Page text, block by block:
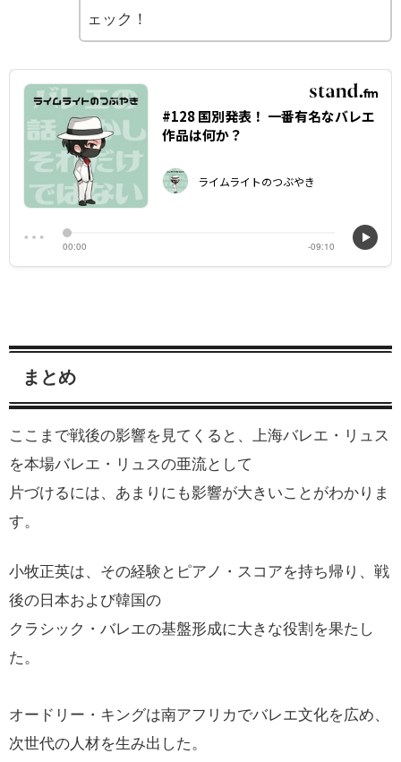
ェック！
まとめ
ここまで戦後の影響を見てくると、上海バレエ・リュス
を本場バレエ・リュスの亜流として
片づけるには、あまりにも影響が大きいことがわかりま
す。
小牧正英は、その経験とピアノ・スコアを持ち帰り、戦
後の日本および韓国の
クラシック・バレエの基盤形成に大きな役割を果たし
た。
オードリー・キングは南アフリカでバレエ文化を広め、
次世代の人材を生み出した。